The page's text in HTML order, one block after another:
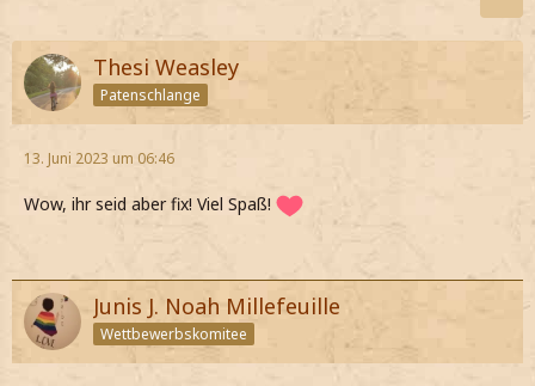
Jetzt Fanclub-Mitglied werden!
Thesi Weasley
Patenschlange
13. Juni 2023 um 06:46
Wow, ihr seid aber fix! Viel Spaß!
Junis J. Noah Millefeuille
Wettbewerbskomitee